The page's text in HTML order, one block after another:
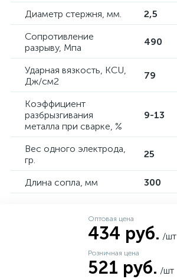
Диаметр стержня, мм.
2,5
Сопротивление
разрыву, Мпа
490
Ударная вязкость, KCU,
Дж/см2
79
Коэффициент
разбрызгивания
металла при сварке, %
9-13
Вес одного электрода,
гр.
25
Длина сопла, мм 300
Оптовая цена
434 руб. /шт
Розничная цена
521 руб. /шт